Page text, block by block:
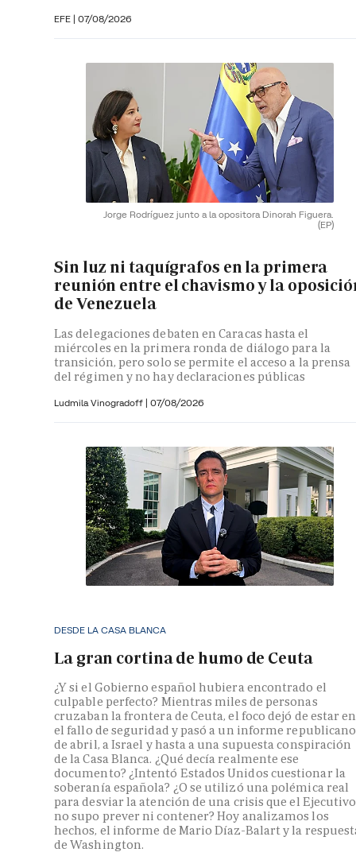
EFE | 07/08/2026
Jorge Rodríguez junto a la opositora Dinorah Figuera.
(EP)
Sin luz ni taquígrafos en la primera
reunión entre el chavismo y la
de Venezuela
Las delegaciones debaten en Caracas hasta el
miércoles en la primera ronda de diálogo para la
transición, pero solo se permite el acceso a la prensa
del régimen y no hay declaraciones públicas
Ludmila Vinogradoff | 07/08/2026
DESDE LA CASA BLANCA
La gran cortina de humo de Ceuta
¿Y si el Gobierno español hubiera encontrado el
culpable perfecto? Mientras miles de personas
cruzaban la frontera de Ceuta, el foco dejó de estar en
el fallo de seguridad y pasó a un informe republicano
de abril, a Israel y hasta a una supuesta conspiración
de la Casa Blanca. ¿Qué decía realmente ese
documento? ¿Intentó Estados Unidos cuestionar la
soberanía española? ¿O se utilizó una polémica real
para desviar la atención de una crisis que el Ejecutivo
no supo prever ni contener? Hoy analizamos los
hechos, el informe de Mario Díaz-Balart y la
de Washington.